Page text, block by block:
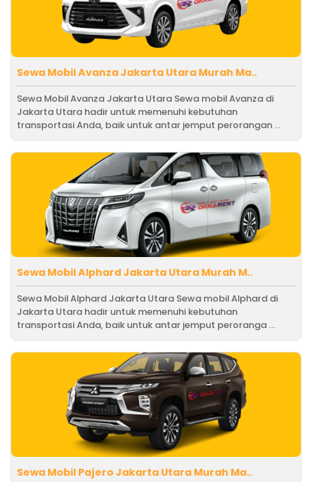
Sewa Mobil Avanza Jakarta Utara Murah Ma..
Sewa Mobil Avanza Jakarta Utara Sewa mobil Avanza di
Jakarta Utara hadir untuk memenuhi kebutuhan
transportasi Anda, baik untuk antar jemput perorangan ...
Sewa Mobil Alphard Jakarta Utara Murah M..
Sewa Mobil Alphard Jakarta Utara Sewa mobil Alphard di
Jakarta Utara hadir untuk memenuhi kebutuhan
transportasi Anda, baik untuk antar jemput peroranga ...
Sewa Mobil Pajero Jakarta Utara Murah Ma..